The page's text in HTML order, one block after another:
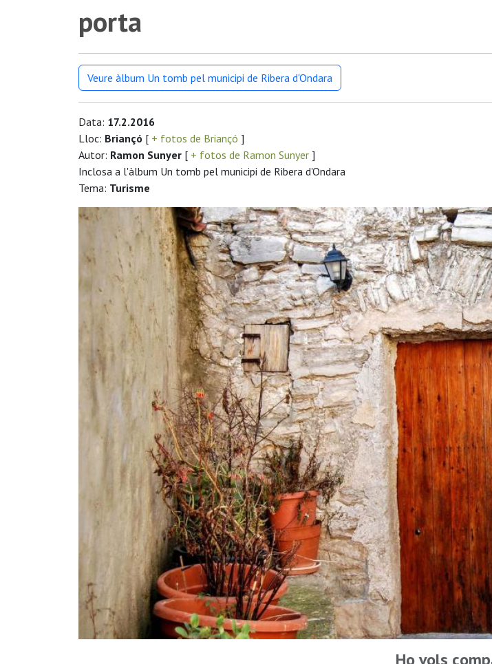
porta
Veure àlbum Un tomb pel municipi de Ribera d'Ondara
Data: 17.2.2016
Lloc: Briançó [ + fotos de Briançó ]
Autor: Ramon Sunyer [ + fotos de Ramon Sunyer ]
Inclosa a l'àlbum Un tomb pel municipi de Ribera d'Ondara
Tema: Turisme
Ho vols